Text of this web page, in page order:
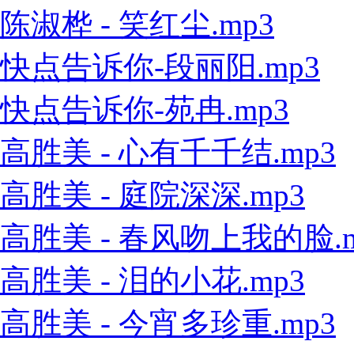
陈淑桦 - 笑红尘.mp3
快点告诉你-段丽阳.mp3
快点告诉你-苑冉.mp3
高胜美 - 心有千千结.mp3
高胜美 - 庭院深深.mp3
高胜美 - 春风吻上我的脸
高胜美 - 泪的小花.mp3
高胜美 - 今宵多珍重.mp3